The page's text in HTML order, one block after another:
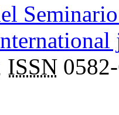
ISSN